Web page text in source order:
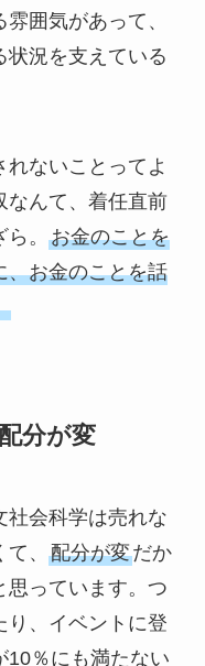
囲気があって、
状況を支えている
れないことってよ
なんて、着任直前
。 お金のことを
、お金のことを話
分が変
社会科学は売れな
、 配分が変だか
思っています。つ
り、イベントに登
10％にも満たない